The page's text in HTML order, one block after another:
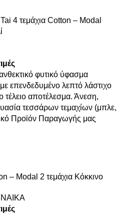
4 τεμάχια Cotton – Modal
φυτικό ύφασμα
επενδεδυμένο λεπτό λάστιχο
τέλειο αποτέλεσμα. Άνεση,
τεσσάρων τεμαχίων (μπλε,
Προϊόν Παραγωγής μας
– Modal 2 τεμάχια Κόκκινο